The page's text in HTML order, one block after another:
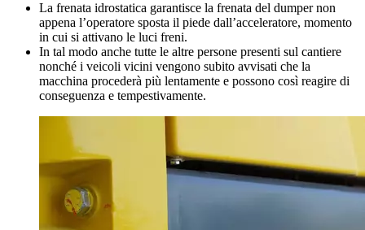
La frenata idrostatica garantisce la frenata del dumper non
appena l’operatore sposta il piede dall’acceleratore, momento
in cui si attivano le luci freni.
In tal modo anche tutte le altre persone presenti sul cantiere
nonché i veicoli vicini vengono subito avvisati che la
macchina procederà più lentamente e possono così reagire di
conseguenza e tempestivamente.